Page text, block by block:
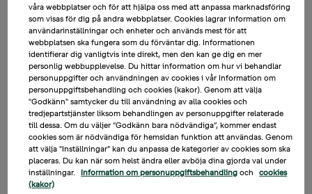
We believe in creating happy neighbourhoods.
Information to our customers and suppliers.
In June 2023, Bonava decided to divest its operations in
Norway. Now, the housing development operation goes by
the name Nåbo. If you, as a customer, have any questions
about your residence, Bonava will now refer you to Nåbo.
Bonava operates in selected markets in Sweden, Germany,
Finland, Estonia, Latvia and Lithuania. Here, you can find
more information about Bonava
https://www.bonava.com/en/about-us.
Thank you for being part of our journey.
våra webbplatser och för att hjälpa oss med att anpassa marknadsföring
som visas för dig på andra webbplatser. Cookies lagrar information om
användarinställningar och enheter och används mest för att
webbplatsen ska fungera som du förväntar dig. Informationen
identifierar dig vanligtvis inte direkt, men den kan ge dig en mer
personlig webbupplevelse. Du hittar information om hur vi behandlar
personuppgifter och användningen av cookies i vår Information om
personuppgiftsbehandling och cookies (kakor). Genom att välja
"Godkänn" samtycker du till användning av alla cookies och
tredjepartstjänster liksom behandlingen av personuppgifter relaterade
till dessa. Om du väljer ”Godkänn bara nödvändiga”, kommer endast
cookies som är nödvändiga för hemsidan funktion att användas. Genom
att välja "Inställningar” kan du anpassa de kategorier av cookies som ska
placeras. Du kan när som helst ändra eller avböja dina gjorda val under
inställningar.
Information om personuppgiftsbehandling och
cookies
(kakor)